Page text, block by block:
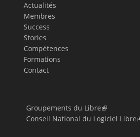
Actualités
Membres
Success
Stories
Compétences
Formations
Contact
Groupements du Libre
Conseil National du Logiciel Libre